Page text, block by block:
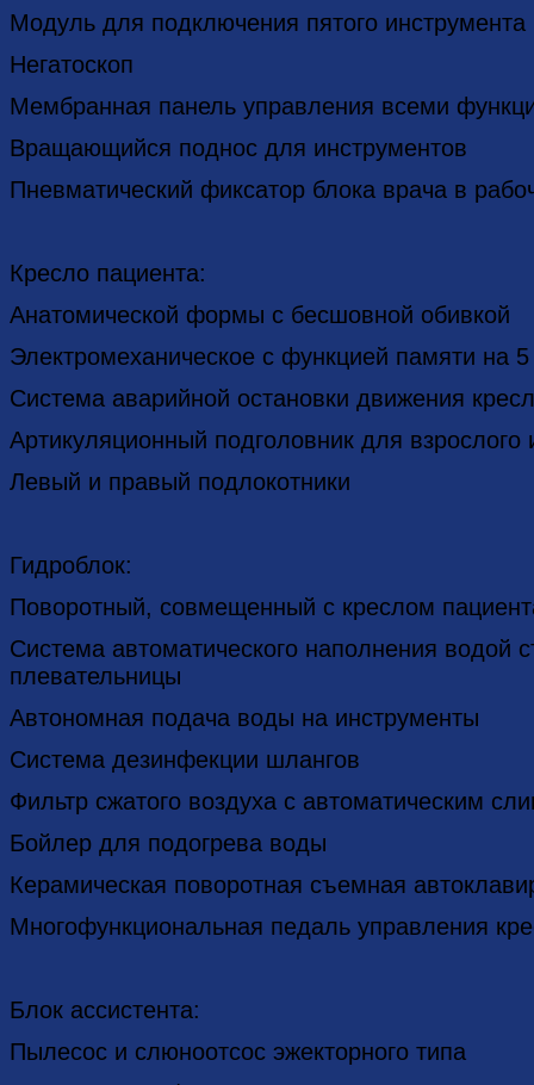
Модуль для подключения пятого инструмента
Негатоскоп
Мембранная панель управления всеми
Вращающийся поднос для инструментов
Пневматический фиксатор блока врача в
Кресло пациента:
Анатомической формы с бесшовной обивкой
Электромеханическое с функцией памяти на
Система аварийной остановки движения
Артикуляционный подголовник для взрослого
Левый и правый подлокотники
Гидроблок:
Поворотный, совмещенный с креслом
Система автоматического наполнения водой
плевательницы
Автономная подача воды на инструменты
Система дезинфекции шлангов
Фильтр сжатого воздуха с автоматическим
Бойлер для подогрева воды
Керамическая поворотная съемная
Многофункциональная педаль управления
Блок ассистента:
Пылесос и слюноотсос эжекторного типа